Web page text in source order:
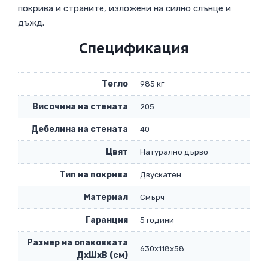
покрива и страните, изложени на силно слънце и
дъжд.
Спецификация
Тегло 985 кг
Височина на стената 205
Дебелина на стената 40
Цвят Натурално дърво
Тип на покрива Двускатен
Материал Смърч
Гаранция 5 години
Размер на опаковката
ДxШxВ (см)
630x118x58